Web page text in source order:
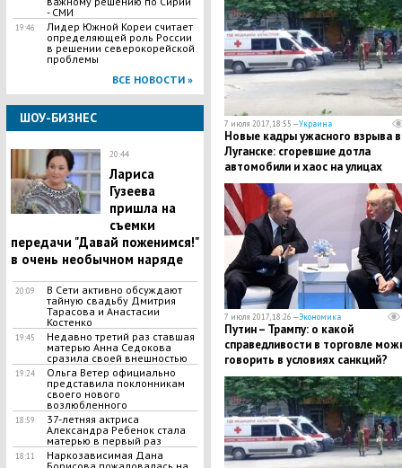
- СМИ
19:46
Лидер Южной Кореи считает
определяющей роль России
в решении северокорейской
проблемы
ВСЕ НОВОСТИ »
ШОУ-БИЗНЕС
20:44
Лариса
Гузеева
пришла на
съемки
передачи "Давай поженимся!"
в очень необычном наряде
20:09
В Сети активно обсуждают
тайную свадьбу Дмитрия
Тарасова и Анастасии
Костенко
19:45
Недавно третий раз ставшая
матерью Анна Седокова
сразила своей внешностью
19:24
Ольга Ветер официально
представила поклонникам
своего нового
возлюбленного
18:59
37-летняя актриса
Александра Ребенок стала
матерью в первый раз
18:11
Наркозависимая Дана
7 июля 2017, 18:55 —Украина
​Новые кадры ужасного взрыва в
Луганске: сгоревшие дотла
автомобили и хаос на улицах
вследствие смертельного
инцидента
7 июля 2017, 18:26 —Экономика
Путин – Трампу: о какой
справедливости в торговле
говорить в условиях санкций?